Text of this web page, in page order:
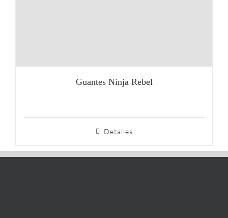
Guantes Ninja Rebel
Detalles